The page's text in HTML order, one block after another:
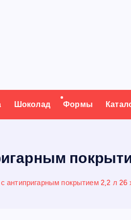
Шоколад Формы
антипригарным покрытием 2,2 л 26